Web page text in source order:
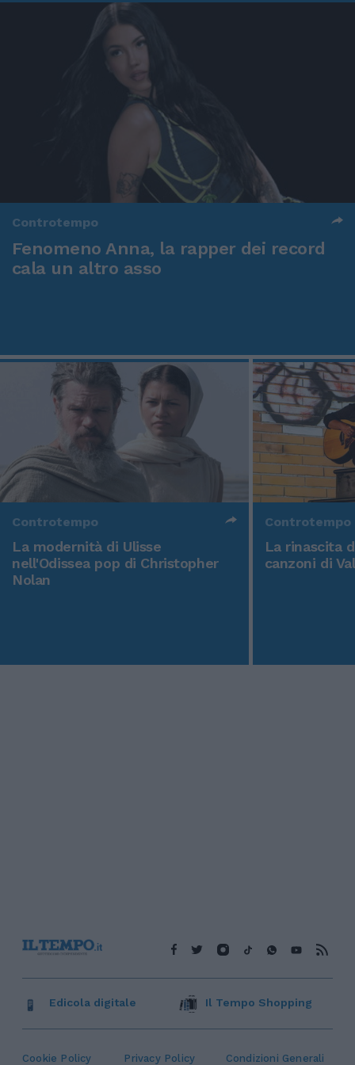
Controtempo
Fenomeno Anna, la rapper dei record
cala un altro asso
Controtempo
La modernità di Ulisse
nell'Odissea pop di Christopher
Nolan
Controtempo
La rinascita
canzoni di
Cookie Policy Privacy Policy Condizioni Generali
Edicola digitale Il Tempo Shopping